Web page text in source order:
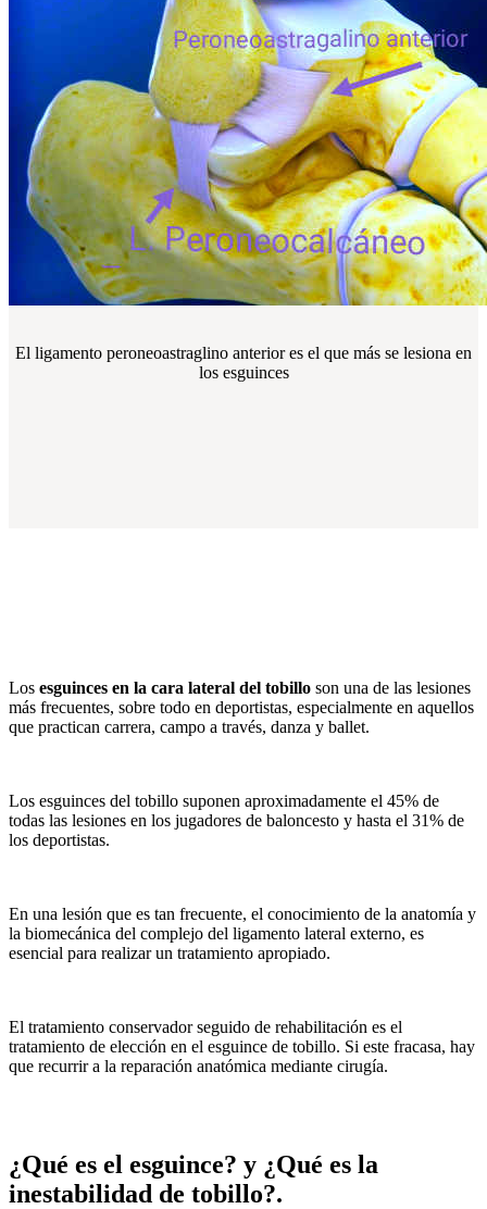
El ligamento peroneoastraglino anterior es el que más se lesiona en
los esguinces
Los esguinces en la cara lateral del tobillo son una de las lesiones
más frecuentes, sobre todo en deportistas, especialmente en aquellos
que practican carrera, campo a través, danza y ballet.
Los esguinces del tobillo suponen aproximadamente el 45% de
todas las lesiones en los jugadores de baloncesto y hasta el 31% de
los deportistas.
En una lesión que es tan frecuente, el conocimiento de la anatomía y
la biomecánica del complejo del ligamento lateral externo, es
esencial para realizar un tratamiento apropiado.
El tratamiento conservador seguido de rehabilitación es el
tratamiento de elección en el esguince de tobillo. Si este fracasa, hay
que recurrir a la reparación anatómica mediante cirugía.
¿Qué es el esguince? y ¿Qué es la
inestabilidad de tobillo?.